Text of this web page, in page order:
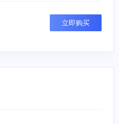
立即购买